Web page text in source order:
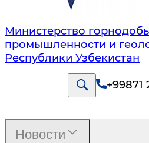
Министерство
промышленности и
Республики Узбекистан
+99871
Новости